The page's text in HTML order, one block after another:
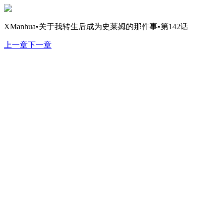
XManhua•关于我转生后成为史莱姆的那件事•第142话
上一章下一章